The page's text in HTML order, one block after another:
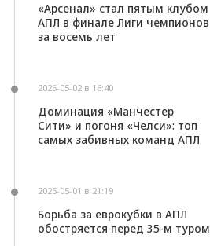
«Арсенал» стал пятым клубом
АПЛ в финале Лиги чемпионов
за восемь лет
2026-05-02 в 16:40
Доминация «Манчестер
Сити» и погоня «Челси»: топ
самых забивных команд АПЛ
2026-05-01 в 21:19
Борьба за еврокубки в АПЛ
обостряется перед 35-м туром